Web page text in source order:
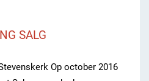
SALG
Op october 2016